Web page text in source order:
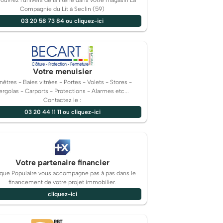
Compagnie du Lit à Seclin (59)
03 20 58 73 84 ou cliquez-ici
Votre menuisier
- Baies vitrées - Portes - Volets - Stores -
- Carports - Protections - Alarmes etc...
Contactez le :
03 20 44 11 11 ou cliquez-ici
Votre partenaire financier
Populaire vous accompagne pas à pas dans le
financement de votre projet immobilier.
cliquez-ici